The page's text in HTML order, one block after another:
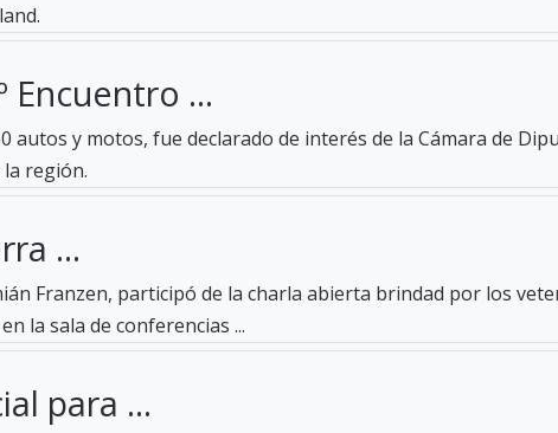
Encuentro ...
autos y motos, fue declarado de interés de la Cámara de
región.
...
Franzen, participó de la charla abierta brindad por los
la sala de conferencias ...
para ...